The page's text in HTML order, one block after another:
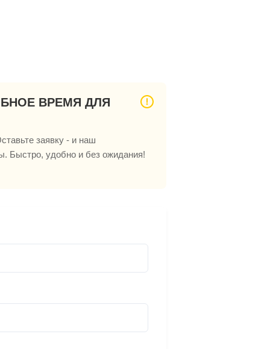
ВРЕМЯ ДЛЯ
заявку - и наш
Быстро, удобно и без ожидания!